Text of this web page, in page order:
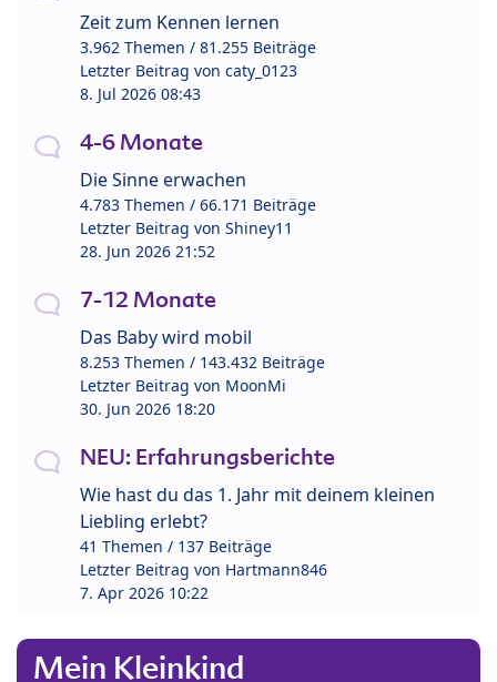
Zeit zum Kennen lernen
3.962 Themen / 81.255 Beiträge
Letzter Beitrag von caty_0123
8. Jul 2026 08:43
4-6 Monate
Die Sinne erwachen
4.783 Themen / 66.171 Beiträge
Letzter Beitrag von Shiney11
28. Jun 2026 21:52
7-12 Monate
Das Baby wird mobil
8.253 Themen / 143.432 Beiträge
Letzter Beitrag von MoonMi
30. Jun 2026 18:20
NEU: Erfahrungsberichte
Wie hast du das 1. Jahr mit deinem kleinen
Liebling erlebt?
41 Themen / 137 Beiträge
Letzter Beitrag von Hartmann846
7. Apr 2026 10:22
Mein Kleinkind